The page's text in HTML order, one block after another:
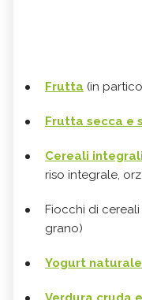
Frutta (in
Frutta secca e
Cereali integrali
riso integrale,
Fiocchi di
grano)
Yogurt naturale